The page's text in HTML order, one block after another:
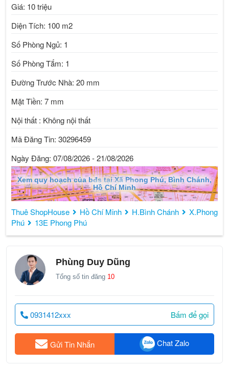
Cửa hàng tạp hóa siêu thị mini.
Cửa hàng tiện lợi.
Kinh doanh dịch vụ, bán lẻ.
Đối diện chung cư đông dân nguồn khách sẵn có.
Mặt tiền rộng hiếm có trong khu.
Gần trục đường chính, dễ tìm dễ quảng bá thương hiệu.
Liên hệ xem mặt bằng:
gặp Dũng.
Giá: 10 triệu
Diện Tích: 100 m2
Số Phòng Ngủ: 1
Số Phòng Tắm: 1
Đường Trước Nhà: 20 mm
Mặt Tiền: 7 mm
Nội thất : Không nội thất
Mã Đăng Tin: 30296459
Ngày Đăng: 07/08/2026 - 21/08/2026
Xem quy hoạch của bđs tại Xã Phong Phú, Bình Chánh,
Hồ Chí Minh
Thuê ShopHouse Hồ Chí Minh H.Bình Chánh
X.Phong
Phú
13E Phong Phú
Phùng Duy Dũng
Tổng số tin đăng 10
0931412xxx Bấm để gọi
Gửi Tin Nhắn Chat Zalo